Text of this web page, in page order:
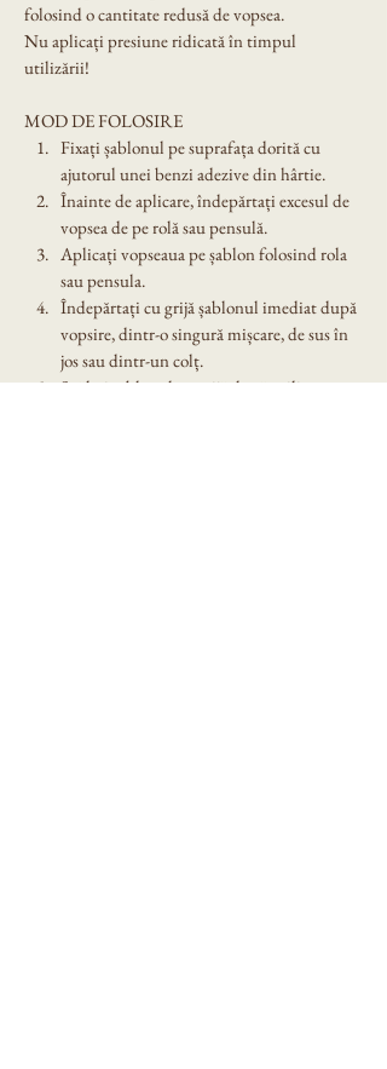
folosind o cantitate redusă de vopsea.
Nu aplicați presiune ridicată în timpul
utilizării!
MOD DE FOLOSIRE
Fixați șablonul pe suprafața dorită cu
ajutorul unei benzi adezive din hârtie.
Înainte de aplicare, îndepărtați excesul de
vopsea de pe rolă sau pensulă.
Aplicați vopseaua pe șablon folosind rola
sau pensula.
Îndepărtați cu grijă șablonul imediat după
vopsire, dintr-o singură mișcare, de sus în
jos sau dintr-un colț.
Spălați șablonul cu grijă după utilizare.